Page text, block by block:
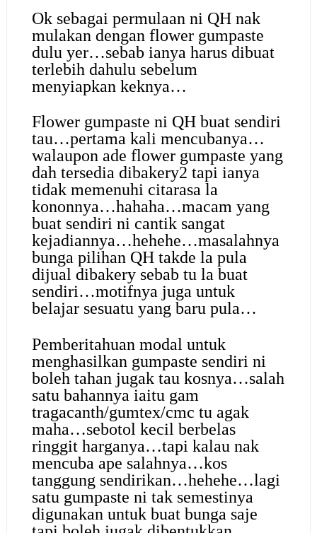
Ok sebagai permulaan ni QH nak
mulakan dengan flower gumpaste
dulu yer…sebab ianya harus dibuat
terlebih dahulu sebelum
menyiapkan keknya…
Flower gumpaste ni QH buat sendiri
tau…pertama kali mencubanya…
walaupon ade flower gumpaste yang
dah tersedia dibakery2 tapi ianya
tidak memenuhi citarasa la
kononnya…hahaha…macam yang
buat sendiri ni cantik sangat
kejadiannya…hehehe…masalahnya
bunga pilihan QH takde la pula
dijual dibakery sebab tu la buat
sendiri…motifnya juga untuk
belajar sesuatu yang baru pula…
Pemberitahuan modal untuk
menghasilkan gumpaste sendiri ni
boleh tahan jugak tau kosnya…salah
satu bahannya iaitu gam
tragacanth/gumtex/cmc tu agak
maha…sebotol kecil berbelas
ringgit harganya…tapi kalau nak
mencuba ape salahnya…kos
tanggung sendirikan…hehehe…lagi
satu gumpaste ni tak semestinya
digunakan untuk buat bunga saje